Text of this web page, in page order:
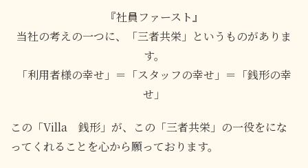
『社員ファースト』
当社の考えの一つに、「三者共栄」というものがありま
す。
「利用者様の幸せ」＝「スタッフの幸せ」＝「銭形の幸
せ」
この「Villa 銭形」が、この「三者共栄」の一役をにな
ってくれることを心から願っております。